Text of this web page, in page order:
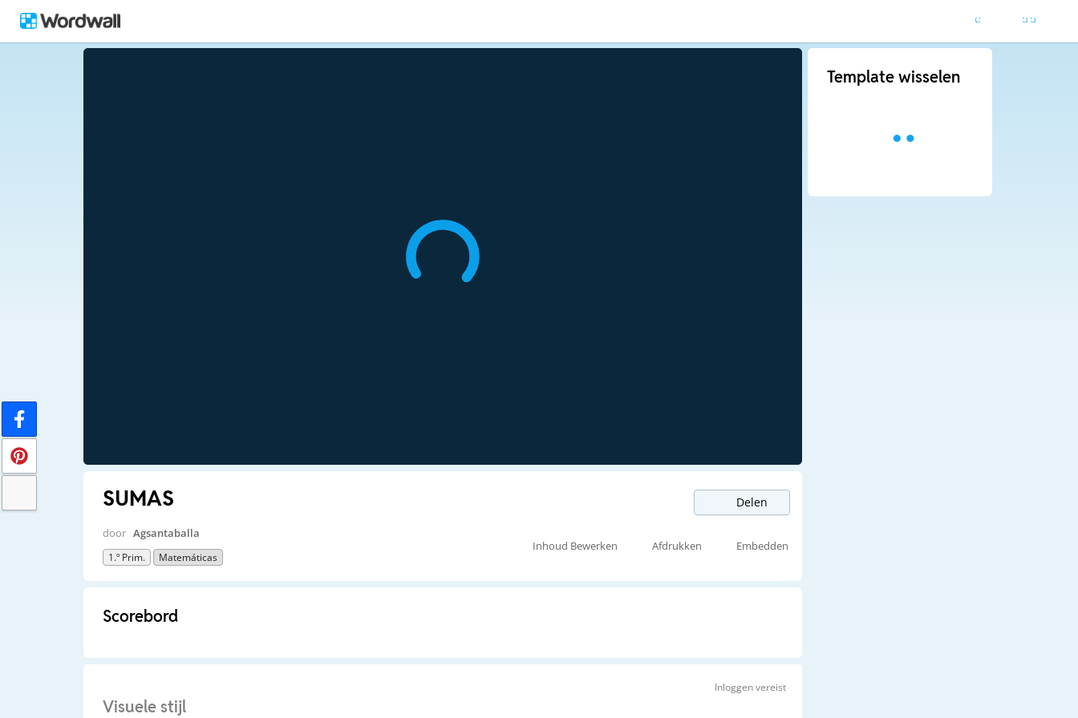
SUMAS Delen
door Agsantaballa
1.º Prim. Matemáticas
Inhoud Bewerken Afdrukken Embedden
Scorebord
Inloggen vereist
Visuele stijl
Template wisselen